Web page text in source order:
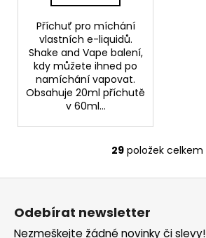
Příchuť pro míchání
vlastních e-liquidů.
Shake and Vape balení,
kdy můžete ihned po
namíchání vapovat.
Obsahuje 20ml příchutě
v 60ml...
O
29položek celkem
Z
Odebírat newsletter
Nezmeškejte žádné novinky či slevy!